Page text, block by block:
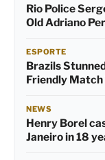
Rio Police
Old Adriano
ESPORTE
Brazils
Friendly Match
NEWS
Henry Borel
Janeiro in 18